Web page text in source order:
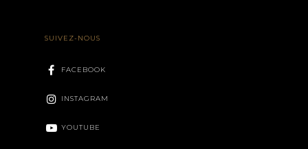
SUIVEZ-NOUS
FACEBOOK
INSTAGRAM
YOUTUBE